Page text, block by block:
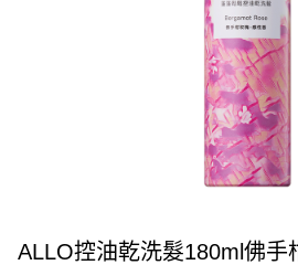
ALLO控油乾洗髮180ml佛手